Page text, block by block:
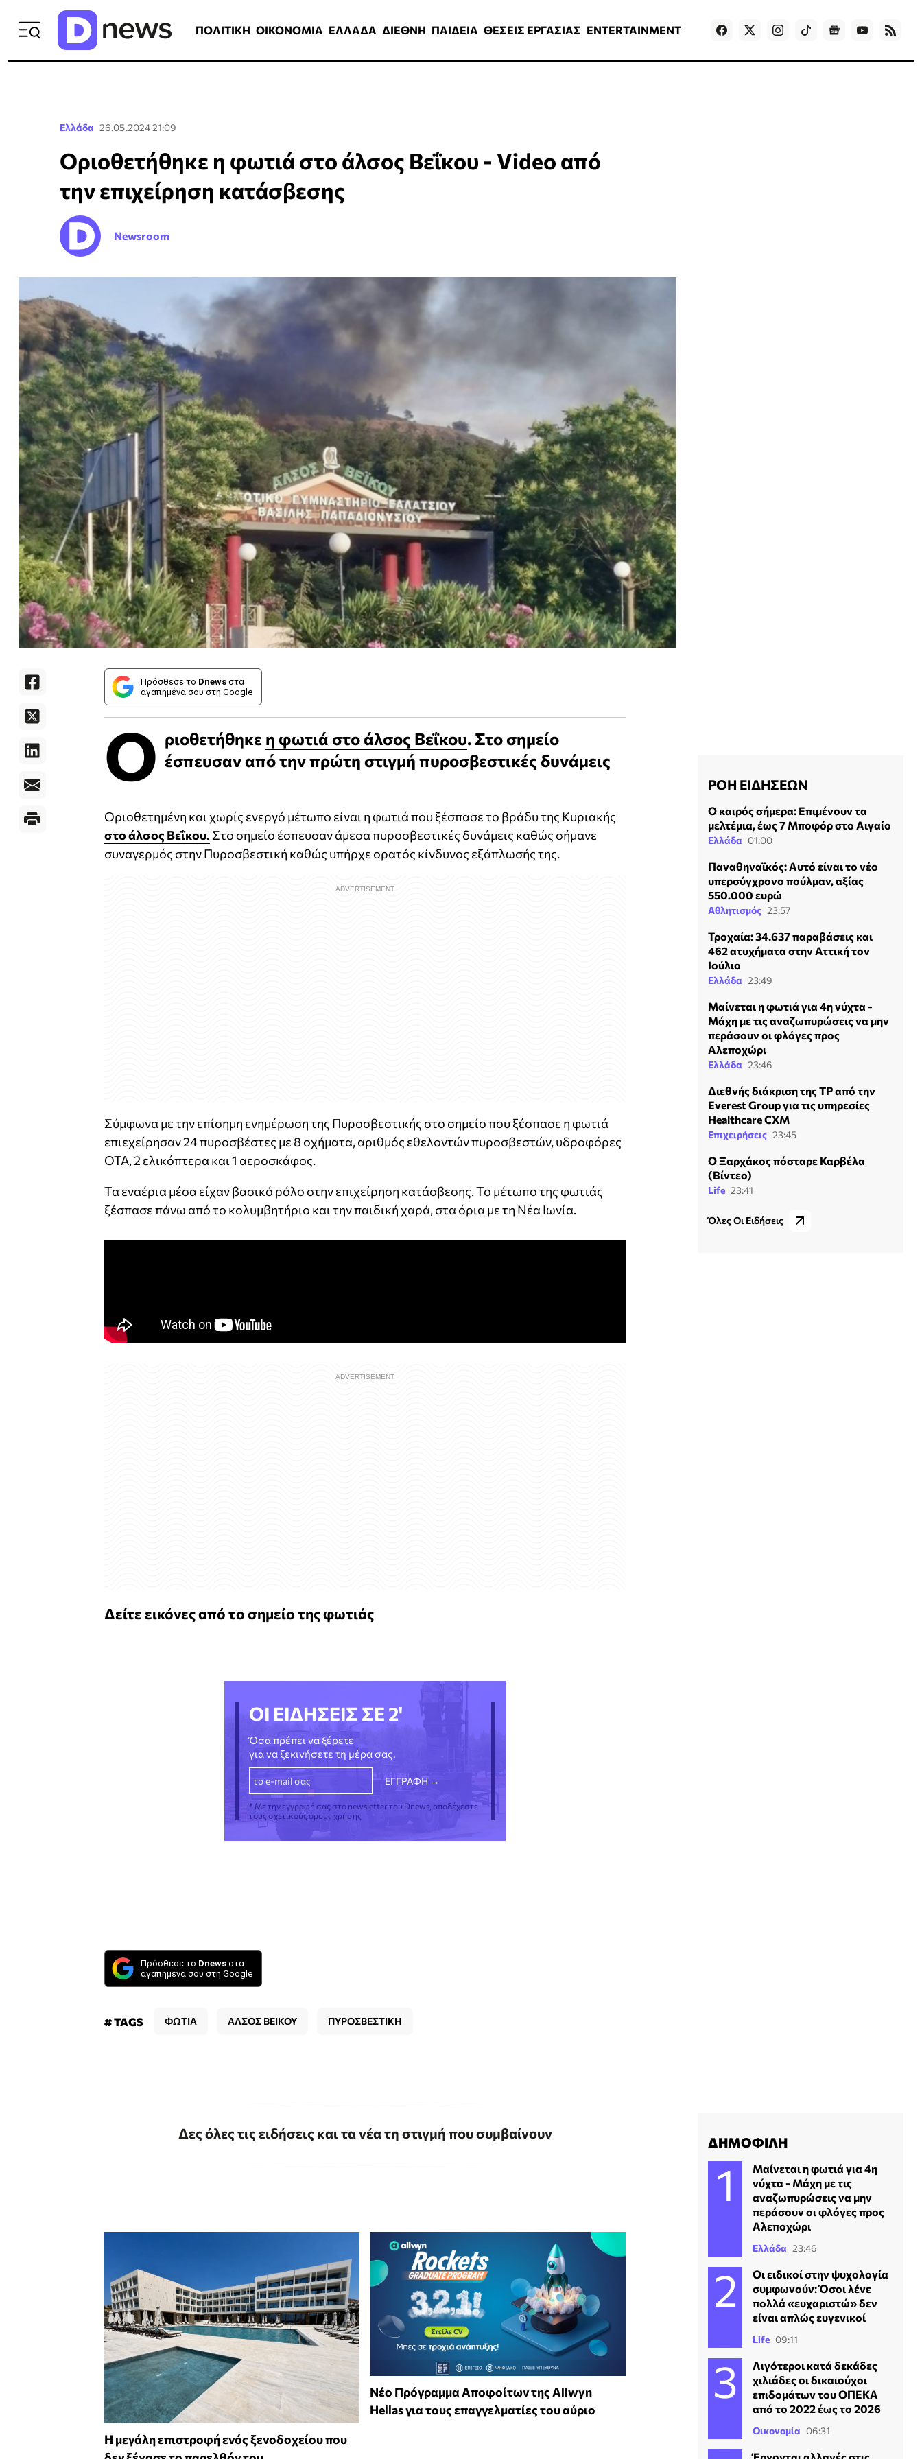
ΠΟΛΙΤΙΚΗ ΟΙΚΟΝΟΜΙΑ ΕΛΛΑΔΑ ΔΙΕΘΝΗ ΠΑΙΔΕΙΑ ΘΕΣΕΙΣ ΕΡΓΑΣΙΑΣ ENTERTAINMENT Games
Ελλάδα 26.05.2024 21:09
Οριοθετήθηκε η φωτιά στo άλσος Βεΐκου - Video από
την επιχείρηση κατάσβεσης
Newsroom
Πρόσθεσε το Dnews στα
αγαπημένα σου στη Google
Ο ριοθετήθηκε η φωτιά στo άλσος Βεΐκου. Στο σημείο
έσπευσαν από την πρώτη στιγμή πυροσβεστικές δυνάμεις
Οριοθετημένη και χωρίς ενεργό μέτωπο είναι η φωτιά που ξέσπασε το βράδυ της Κυριακής
στo άλσος Βεΐκου. Στο σημείο έσπευσαν άμεσα πυροσβεστικές δυνάμεις καθώς σήμανε
συναγερμός στην Πυροσβεστική καθώς υπήρχε ορατός κίνδυνος εξάπλωσής της.
Σύμφωνα με την επίσημη ενημέρωση της Πυροσβεστικής στο σημείο που ξέσπασε η φωτιά
επιεχείρησαν 24 πυροσβέστες με 8 οχήματα, αριθμός εθελοντών πυροσβεστών, υδροφόρες
ΟΤΑ, 2 ελικόπτερα και 1 αεροσκάφος.
Τα εναέρια μέσα είχαν βασικό ρόλο στην επιχείρηση κατάσβεσης. Το μέτωπο της φωτιάς
ξέσπασε πάνω από το κολυμβητήριο και την παιδική χαρά, στα όρια με τη Νέα Ιωνία.
Δείτε εικόνες από το σημείο της φωτιάς
ΟΙ ΕΙΔΗΣΕΙΣ ΣΕ 2'
Όσα πρέπει να ξέρετε
για να ξεκινήσετε τη μέρα σας.
* Με την εγγραφή σας στο newsletter του Dnews, αποδέχεστε
τους σχετικούς όρους χρήσης
Πρόσθεσε το Dnews στα
αγαπημένα σου στη Google
# TAGS ΦΩΤΙΑ ΑΛΣΟΣ ΒΕΙΚΟΥ ΠΥΡΟΣΒΕΣΤΙΚΗ
Δες όλες τις ειδήσεις και τα νέα τη στιγμή που συμβαίνουν
Η μεγάλη επιστροφή ενός ξενοδοχείου που
Νέο Πρόγραμμα Αποφοίτων της Allwyn
Hellas για τους επαγγελματίες του αύριο
ΡΟΗ ΕΙΔΗΣΕΩΝ
Ο καιρός σήμερα: Επιμένουν τα
μελτέμια, έως 7 Μποφόρ στο Αιγαίο
Ελλάδα 01:00
Παναθηναϊκός: Αυτό είναι το νέο
υπερσύγχρονο πούλμαν, αξίας
550.000 ευρώ
Αθλητισμός 23:57
Τροχαία: 34.637 παραβάσεις και
462 ατυχήματα στην Αττική τον
Ιούλιο
Ελλάδα 23:49
Μαίνεται η φωτιά για 4η νύχτα -
Μάχη με τις αναζωπυρώσεις να μην
περάσουν οι φλόγες προς
Αλεποχώρι
Ελλάδα 23:46
Διεθνής διάκριση της TP από την
Everest Group για τις υπηρεσίες
Healthcare CXM
Επιχειρήσεις 23:45
Ο Ξαρχάκος πόσταρε Καρβέλα
(Βίντεο)
Life 23:41
Όλες Οι Ειδήσεις
ΔΗΜΟΦΙΛΗ
Μαίνεται η φωτιά για 4η
νύχτα - Μάχη με τις
αναζωπυρώσεις να μην
περάσουν οι φλόγες προς
Αλεποχώρι
Ελλάδα 23:46
Οι ειδικοί στην ψυχολογία
συμφωνούν: Όσοι λένε
πολλά «ευχαριστώ» δεν
είναι απλώς ευγενικοί
Life 09:11
Λιγότεροι κατά δεκάδες
χιλιάδες οι δικαιούχοι
επιδομάτων του ΟΠΕΚΑ
από το 2022 έως το 2026
Οικονομία 06:31
Έρχονται αλλαγές στις